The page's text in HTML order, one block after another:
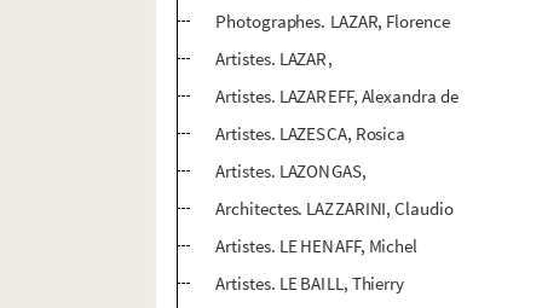
Photographes. LAZAR, Florence
Artistes. LAZAR,
Artistes. LAZAREFF, Alexandra de
Artistes. LAZESCA, Rosica
Artistes. LAZONGAS,
Architectes. LAZZARINI, Claudio
Artistes. LE HENAFF, Michel
Artistes. LE BAILL, Thierry